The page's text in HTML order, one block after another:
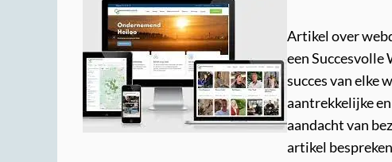
Artikel over
een Succesvolle
succes van elke
aantrekkelijke
aandacht van
artikel